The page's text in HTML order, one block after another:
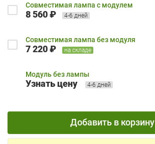
Совместимая лампа с модулем
8 560 ₽ 4-6 дней
Совместимая лампа без модуля
7 220 ₽ на складе
Модуль без лампы
Узнать цену 4-6 дней
Добавить в корзину